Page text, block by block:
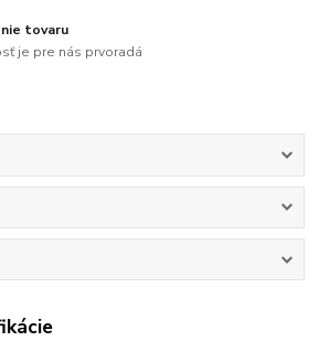
tovaru
je pre nás prvoradá